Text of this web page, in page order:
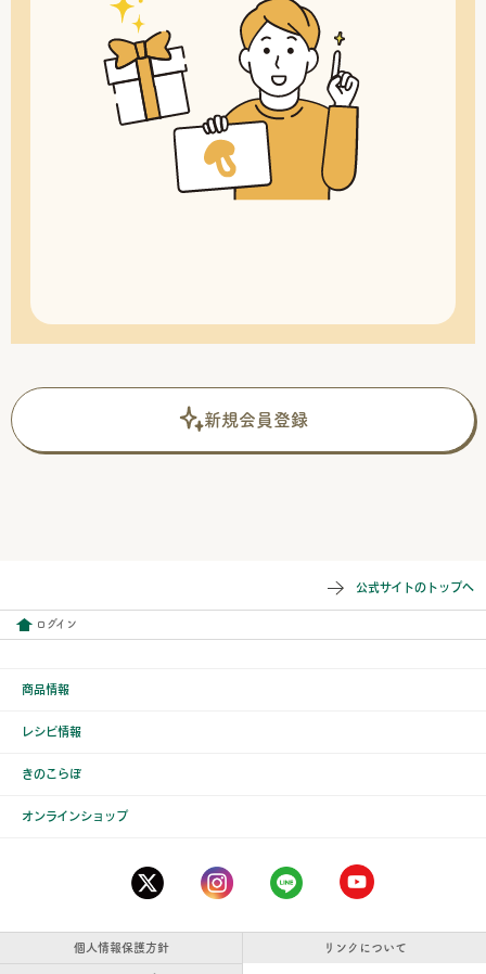
新規会員登録
公式サイトのトップへ
ログイン
商品情報
レシピ情報
きのこらぼ
オンラインショップ
個人情報保護方針 リンクについて